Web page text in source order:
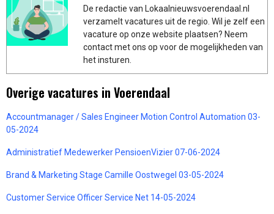
De redactie van Lokaalnieuwsvoerendaal.nl
verzamelt vacatures uit de regio. Wil je zelf een
vacature op onze website plaatsen? Neem
contact met ons op voor de mogelijkheden van
het insturen.
Overige vacatures in Voerendaal
Accountmanager / Sales Engineer Motion Control Automation 03-
05-2024
Administratief Medewerker PensioenVizier 07-06-2024
Brand & Marketing Stage Camille Oostwegel 03-05-2024
Customer Service Officer Service Net 14-05-2024